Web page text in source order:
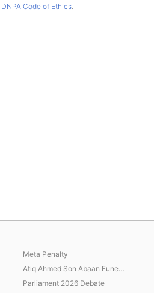
DNPA Code of Ethics.
Meta Penalty
Atiq Ahmed Son Abaan Funeral
Parliament 2026 Debate